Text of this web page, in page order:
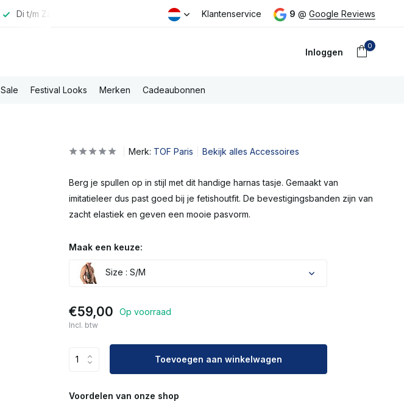
Di t/m Za voor 16:00u besteld dezelfde dag verzonden Gratis PostNL verzending boven
Klantenservice 9 @ Google Reviews
Inloggen
aanmaken
0
Sale Festival Looks Merken Cadeaubonnen
Merk: TOF Paris Bekijk alles Accessoires
Berg je spullen op in stijl met dit handige harnas tasje. Gemaakt van
imitatieleer dus past goed bij je fetishoutfit. De bevestigingsbanden zijn van
zacht elastiek en geven een mooie pasvorm.
Maak een keuze:
Size : S/M
€59,00 Op voorraad
Incl. btw
Toevoegen aan winkelwagen
Voordelen van onze shop